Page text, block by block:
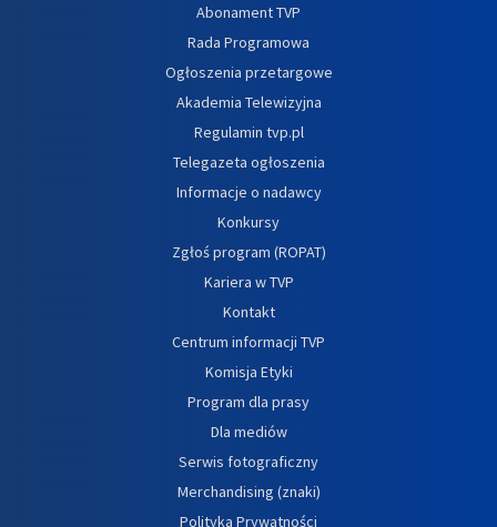
Abonament TVP
Rada Programowa
Ogłoszenia przetargowe
Akademia Telewizyjna
Regulamin tvp.pl
Telegazeta ogłoszenia
Informacje o nadawcy
Konkursy
Zgłoś program (ROPAT)
Kariera w TVP
Kontakt
Centrum informacji TVP
Komisja Etyki
Program dla prasy
Dla mediów
Serwis fotograficzny
Merchandising (znaki)
Polityka Prywatności